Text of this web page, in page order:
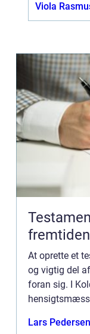
Viola
fremtiden
At oprette et
og vigtig del
foran sig. I
Lars Pedersen